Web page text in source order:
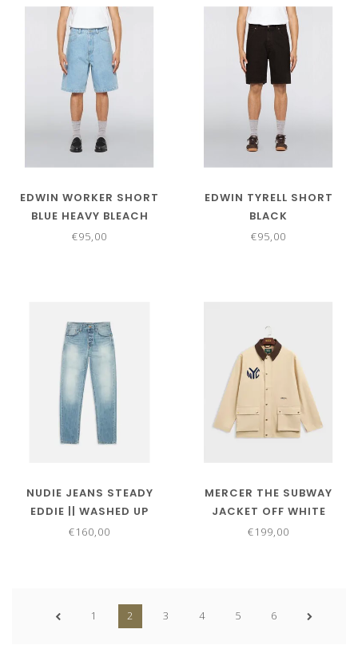
EDWIN WORKER SHORT
BLUE HEAVY BLEACH
WASH
€95,00
EDWIN TYRELL SHORT
BLACK
€95,00
NUDIE JEANS STEADY
EDDIE || WASHED UP
€160,00
MERCER THE SUBWAY
JACKET OFF WHITE
€199,00
1 2 3 4 5 6